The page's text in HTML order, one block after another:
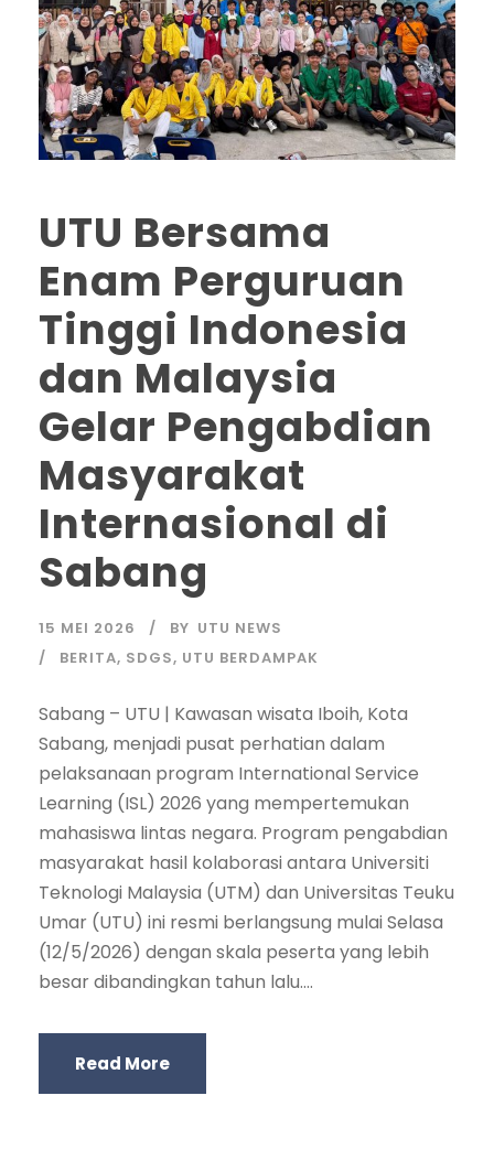
UTU Bersama
Enam Perguruan
Tinggi Indonesia
dan Malaysia
Gelar Pengabdian
Masyarakat
Internasional di
Sabang
15 MEI 2026 BY UTU NEWS
BERITA, SDGS, UTU BERDAMPAK
Sabang – UTU | Kawasan wisata Iboih, Kota
Sabang, menjadi pusat perhatian dalam
pelaksanaan program International Service
Learning (ISL) 2026 yang mempertemukan
mahasiswa lintas negara. Program pengabdian
masyarakat hasil kolaborasi antara Universiti
Teknologi Malaysia (UTM) dan Universitas Teuku
Umar (UTU) ini resmi berlangsung mulai Selasa
(12/5/2026) dengan skala peserta yang lebih
besar dibandingkan tahun lalu....
Read More